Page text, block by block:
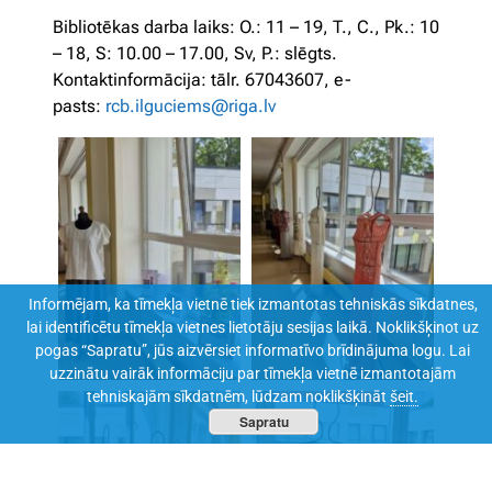
Bibliotēkas darba laiks: O.: 11 – 19, T., C., Pk.: 10
– 18, S: 10.00 – 17.00, Sv, P.: slēgts.
Kontaktinformācija: tālr. 67043607, e-
pasts: rcb.ilguciems@riga.lv
Informējam, ka tīmekļa vietnē tiek izmantotas tehniskās sīkdatnes,
lai identificētu tīmekļa vietnes lietotāju sesijas laikā. Noklikšķinot uz
pogas “Sapratu”, jūs aizvērsiet informatīvo brīdinājuma logu. Lai
uzzinātu vairāk informāciju par tīmekļa vietnē izmantotajām
tehniskajām sīkdatnēm, lūdzam noklikšķināt šeit.
Sapratu